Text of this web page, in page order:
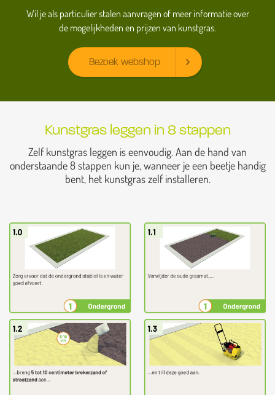
Wil je als particulier stalen aanvragen of meer informatie over
de mogelijkheden en prijzen van kunstgras.
Bezoek webshop
Kunstgras leggen in 8 stappen
Zelf kunstgras leggen is eenvoudig. Aan de hand van
onderstaande 8 stappen kun je, wanneer je een beetje handig
bent, het kunstgras zelf installeren.